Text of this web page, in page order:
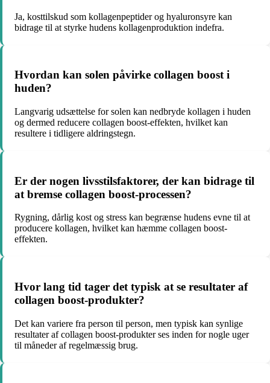
Ja, kosttilskud som kollagenpeptider og hyaluronsyre kan
bidrage til at styrke hudens kollagenproduktion indefra.
Hvordan kan solen påvirke collagen boost i
huden?
Langvarig udsættelse for solen kan nedbryde kollagen i huden
og dermed reducere collagen boost-effekten, hvilket kan
resultere i tidligere aldringstegn.
Er der nogen livsstilsfaktorer, der kan bidrage til
at bremse collagen boost-processen?
Rygning, dårlig kost og stress kan begrænse hudens evne til at
producere kollagen, hvilket kan hæmme collagen boost-
effekten.
Hvor lang tid tager det typisk at se resultater af
collagen boost-produkter?
Det kan variere fra person til person, men typisk kan synlige
resultater af collagen boost-produkter ses inden for nogle uger
til måneder af regelmæssig brug.